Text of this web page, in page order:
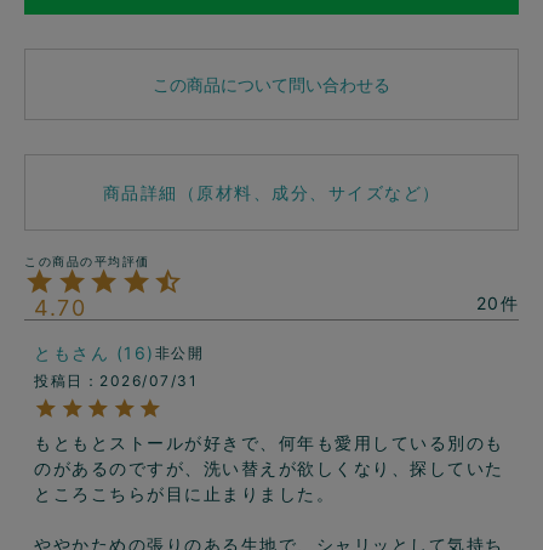
この商品について問い合わせる
商品詳細（原材料、成分、サイズなど）
4.70 20
とも 16 非公開
投稿日
2026/07/31
もともとストールが好きで、何年も愛用している別のも
のがあるのですが、洗い替えが欲しくなり、探していた
ところこちらが目に止まりました。
ややかための張りのある生地で、シャリッとして気持ち